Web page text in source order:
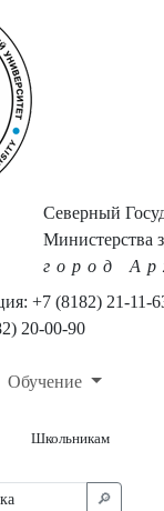
Северный
Министерства
город
+7 (8182) 21-11-
20-00-90
Обучение
Школьникам
🔎︎